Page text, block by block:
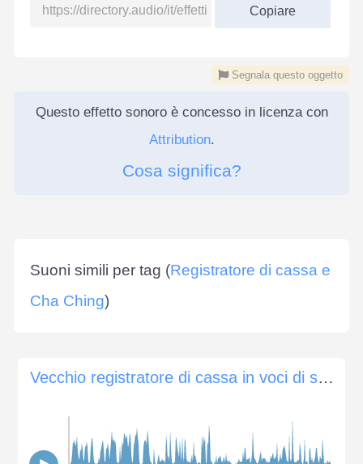
Copiare
Segnala questo oggetto
Questo effetto sonoro è concesso in licenza con
Attribution.
Cosa significa?
Suoni simili per tag (Registratore di cassa e
Cha Ching)
Vecchio registratore di cassa in voci di supermercato